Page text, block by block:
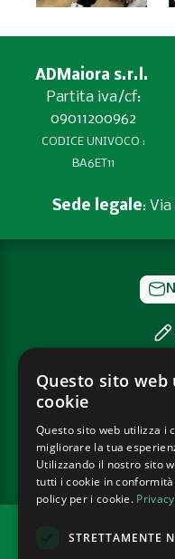
ADMaiora s.r.l.
Partita iva/cf:
09011200962
CODICE UNIVOCO :
BA6ET11
Sede legale: Via
Progetto cofinanziato
2021-2027
Questo sito web
cookie
Questo sito web utilizza i
migliorare la tua
Utilizzando il nostro sito
tutti i cookie in
policy per i cookie.
STRETTAMENTE